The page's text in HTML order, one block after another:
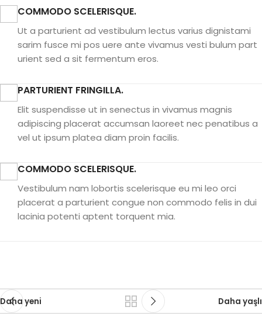
COMMODO SCELERISQUE.
Ut a parturient ad vestibulum lectus varius dignistami
sarim fusce mi pos uere ante vivamus vesti bulum part
urient sed a sit fermentum eros.
PARTURIENT FRINGILLA.
Elit suspendisse ut in senectus in vivamus magnis
adipiscing placerat accumsan laoreet nec penatibus a
vel ut ipsum platea diam proin facilis.
COMMODO SCELERISQUE.
Vestibulum nam lobortis scelerisque eu mi leo orci
placerat a parturient congue non commodo felis in dui
lacinia potenti aptent torquent mia.
Daha yeni Daha yaşlı